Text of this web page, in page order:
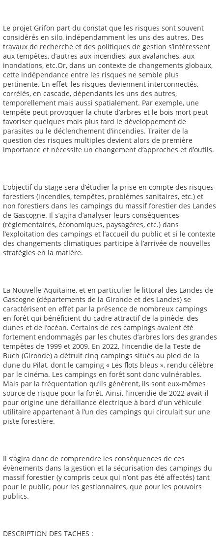
Le projet Grifon part du constat que les risques sont souvent
considérés en silo, indépendamment les uns des autres. Des
travaux de recherche et des politiques de gestion s’intéressent
aux tempêtes, d’autres aux incendies, aux avalanches, aux
inondations, etc.Or, dans un contexte de changements globaux,
cette indépendance entre les risques ne semble plus
pertinente. En effet, les risques deviennent interconnectés,
corrélés, en cascade, dépendants les uns des autres,
temporellement mais aussi spatialement. Par exemple, une
tempête peut provoquer la chute d’arbres et le bois mort peut
favoriser quelques mois plus tard le développement de
parasites ou le déclenchement d’incendies. Traiter de la
question des risques multiples devient alors de première
importance et nécessite un changement d’approches et d’outils.
L’objectif du stage sera d’étudier la prise en compte des risques
forestiers (incendies, tempêtes, problèmes sanitaires, etc.) et
non forestiers dans les campings du massif forestier des Landes
de Gascogne. Il s’agira d’analyser leurs conséquences
(réglementaires, économiques, paysagères, etc.) dans
l’exploitation des campings et l’accueil du public et si le contexte
des changements climatiques participe à l’arrivée de nouvelles
stratégies en la matière.
La Nouvelle-Aquitaine, et en particulier le littoral des Landes de
Gascogne (départements de la Gironde et des Landes) se
caractérisent en effet par la présence de nombreux campings
en forêt qui bénéficient du cadre attractif de la pinède, des
dunes et de l’océan. Certains de ces campings avaient été
fortement endommagés par les chutes d’arbres lors des grandes
tempêtes de 1999 et 2009. En 2022, l’incendie de la Teste de
Buch (Gironde) a détruit cinq campings situés au pied de la
dune du Pilat, dont le camping « Les flots bleus », rendu célèbre
par le cinéma. Les campings en forêt sont donc vulnérables.
Mais par la fréquentation qu’ils génèrent, ils sont eux-mêmes
source de risque pour la forêt. Ainsi, l’incendie de 2022 avait-il
pour origine une défaillance électrique à bord d'un véhicule
utilitaire appartenant à l’un des campings qui circulait sur une
piste forestière.
Il s’agira donc de comprendre les conséquences de ces
évènements dans la gestion et la sécurisation des campings du
massif forestier (y compris ceux qui n’ont pas été affectés) tant
pour le public, pour les gestionnaires, que pour les pouvoirs
publics.
DESCRIPTION DES TACHES :